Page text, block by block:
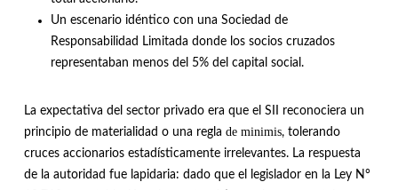
Un escenario idéntico con una Sociedad de
Responsabilidad Limitada donde los socios cruzados
representaban menos del 5% del capital social .
La expectativa del sector privado era que el SII reconociera un
principio de materialidad o una regla de minimis, tolerando
cruces accionarios estadísticamente irrelevantes. La respuesta
de la autoridad fue lapidaria: dado que el legislador en la Ley N°